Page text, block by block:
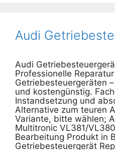
Audi
Audi
Professionelle
Getriebesteuergeräten
und kostengünstig.
Instandsetzung und
Alternative zum teuren
Variante, bitte wählen;
Multitronic VL381/
Bearbeitung Produkt in
Getriebesteuergerät